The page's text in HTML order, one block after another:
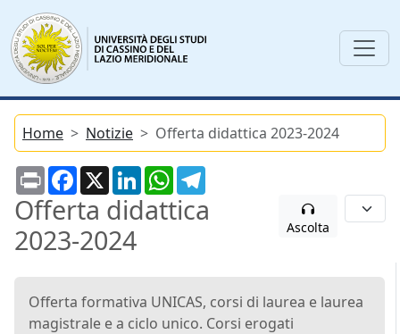
Home Notizie Offerta didattica 2023-2024
PrintFacebook
X LinkedInWhatsApp
Offerta didattica
2023-2024
Ascolta
Offerta formativa UNICAS, corsi di laurea e laurea
magistrale e a ciclo unico. Corsi erogati